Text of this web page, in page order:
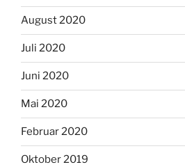
August 2020
Juli 2020
Juni 2020
Mai 2020
Februar 2020
Oktober 2019